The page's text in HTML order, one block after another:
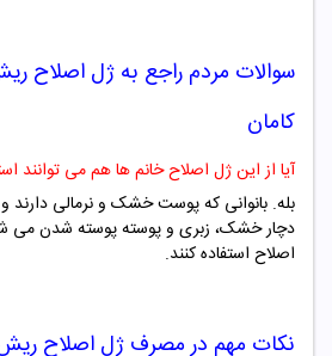
سوالات مردم راجع به ژل اصلاح
کامان
آیا از این ژل اصلاح خانم ها هم می توانند
بله. بانوانی که پوست خشک و نرمالی دارند
دچار خشک، زبری و پوسته پوسته شدن می
اصلاح استفاده کنند.
نکات مهم در مصرف ژل اصلاح